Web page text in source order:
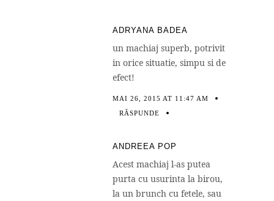
ADRYANA BADEA
un machiaj superb, potrivit
in orice situatie, simpu si de
efect!
MAI 26, 2015 AT 11:47 AM
RĂSPUNDE
ANDREEA POP
Acest machiaj l-as putea
purta cu usurinta la birou,
la un brunch cu fetele, sau